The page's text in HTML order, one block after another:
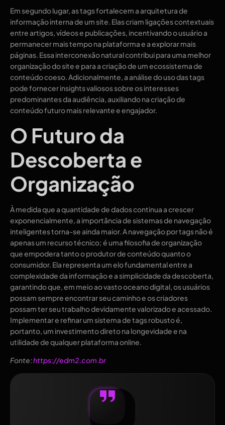
Em segundo lugar, as tags fortalecem a arquitetura de
informação interna de um site. Elas criam ligações contextuais
entre artigos, vídeos e publicações, incentivando o usuário a
permanecer mais tempo na plataforma e a explorar mais
páginas. Essa interconexão natural contribui para uma melhor
organização do site e para a criação de um ecossistema de
conteúdo coeso. Adicionalmente, a análise do uso das tags
pode fornecer insights valiosos sobre os interesses
predominantes da audiência, auxiliando na criação de
conteúdo futuro mais relevante e engajador.
O Futuro da
Descoberta e
Organização
À medida que a quantidade de dados continua a crescer
exponencialmente, a importância de sistemas de navegação
inteligentes torna-se ainda maior. A navegação por tags não é
apenas um recurso técnico; é uma filosofia de organização
que empodera tanto o produtor de conteúdo quanto o
consumidor. Ela representa um elo fundamental entre a
complexidade da informação e a simplicidade da descoberta,
garantindo que, em meio ao vasto oceano digital, os usuários
possam sempre encontrar seu caminho e os criadores
possam ter seu trabalho devidamente valorizado e acessado.
Implementar e refinar um sistema de tags robusto é,
portanto, um investimento direto na longevidade e na
utilidade de qualquer plataforma online.
Fonte:https://edm2.com.br